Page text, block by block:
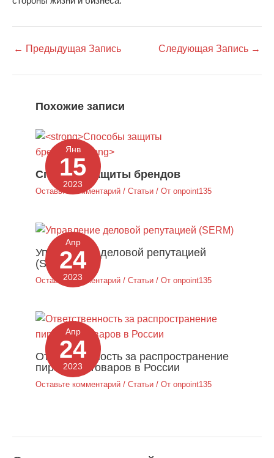
← Предыдущая Запись Следующая Запись →
Похожие записи
Янв
15
2023
Способы защиты брендов
Оставьте комментарий / Статьи/ От onpoint135
Апр
24
2023
Управление деловой репутацией
(SERM)
Оставьте комментарий / Статьи/ От onpoint135
Апр
24
2023
Ответственность за распространение
пиратских товаров в России
Оставьте комментарий / Статьи/ От onpoint135